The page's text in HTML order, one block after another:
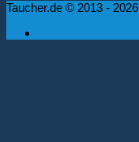
Taucher.de © 2013 -